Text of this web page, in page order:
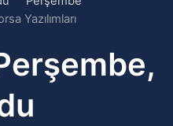
Yazılımları